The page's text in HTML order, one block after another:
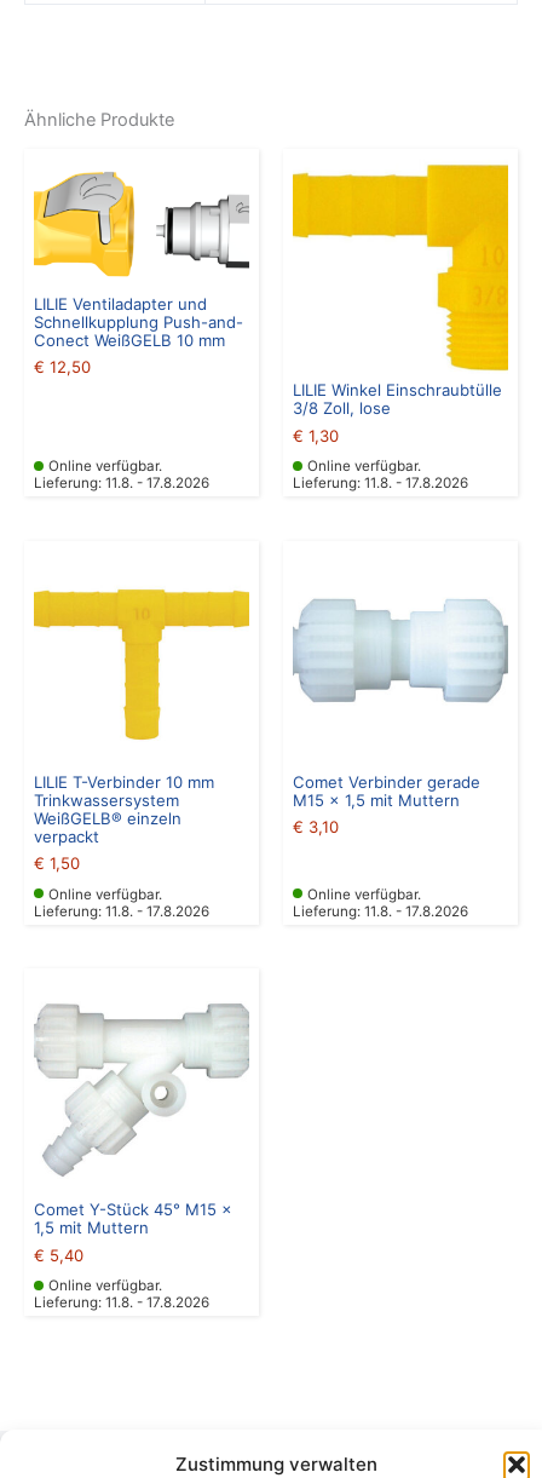
Zustimmung verwalten
Ähnliche Produkte
LILIE Ventiladapter und
Schnellkupplung Push-and-
Conect WeißGELB 10 mm
€ 12,50
Online verfügbar.
Lieferung: 11.8. - 17.8.2026
LILIE Winkel Einschraubtülle
3/8 Zoll, lose
€ 1,30
Online verfügbar.
Lieferung: 11.8. - 17.8.2026
LILIE T-Verbinder 10 mm
Trinkwassersystem
WeißGELB® einzeln
verpackt
€ 1,50
Online verfügbar.
Lieferung: 11.8. - 17.8.2026
Comet Verbinder gerade
M15 x 1,5 mit Muttern
€ 3,10
Online verfügbar.
Lieferung: 11.8. - 17.8.2026
Comet Y-Stück 45° M15 x
1,5 mit Muttern
€ 5,40
Online verfügbar.
Lieferung: 11.8. - 17.8.2026